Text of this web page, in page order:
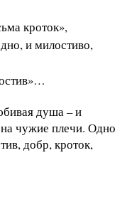
кроток»,
и милостиво,
душа – и
чужие плечи. Одно
добр, кроток,